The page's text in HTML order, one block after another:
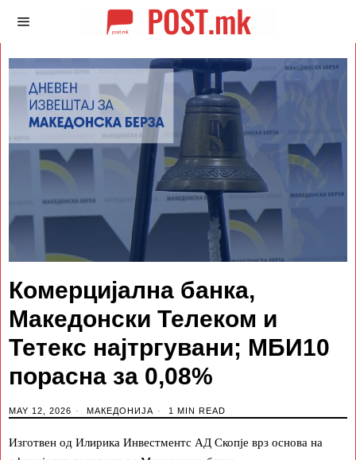
Комерцијална банка,
Македонски Телеком и
Тетекс најтргувани; МБИ10
порасна за 0,08%
MAY 12, 2026 МАКЕДОНИЈА 1 MIN READ
Изготвен од Илирика Инвестментс АД Скопје врз основа на